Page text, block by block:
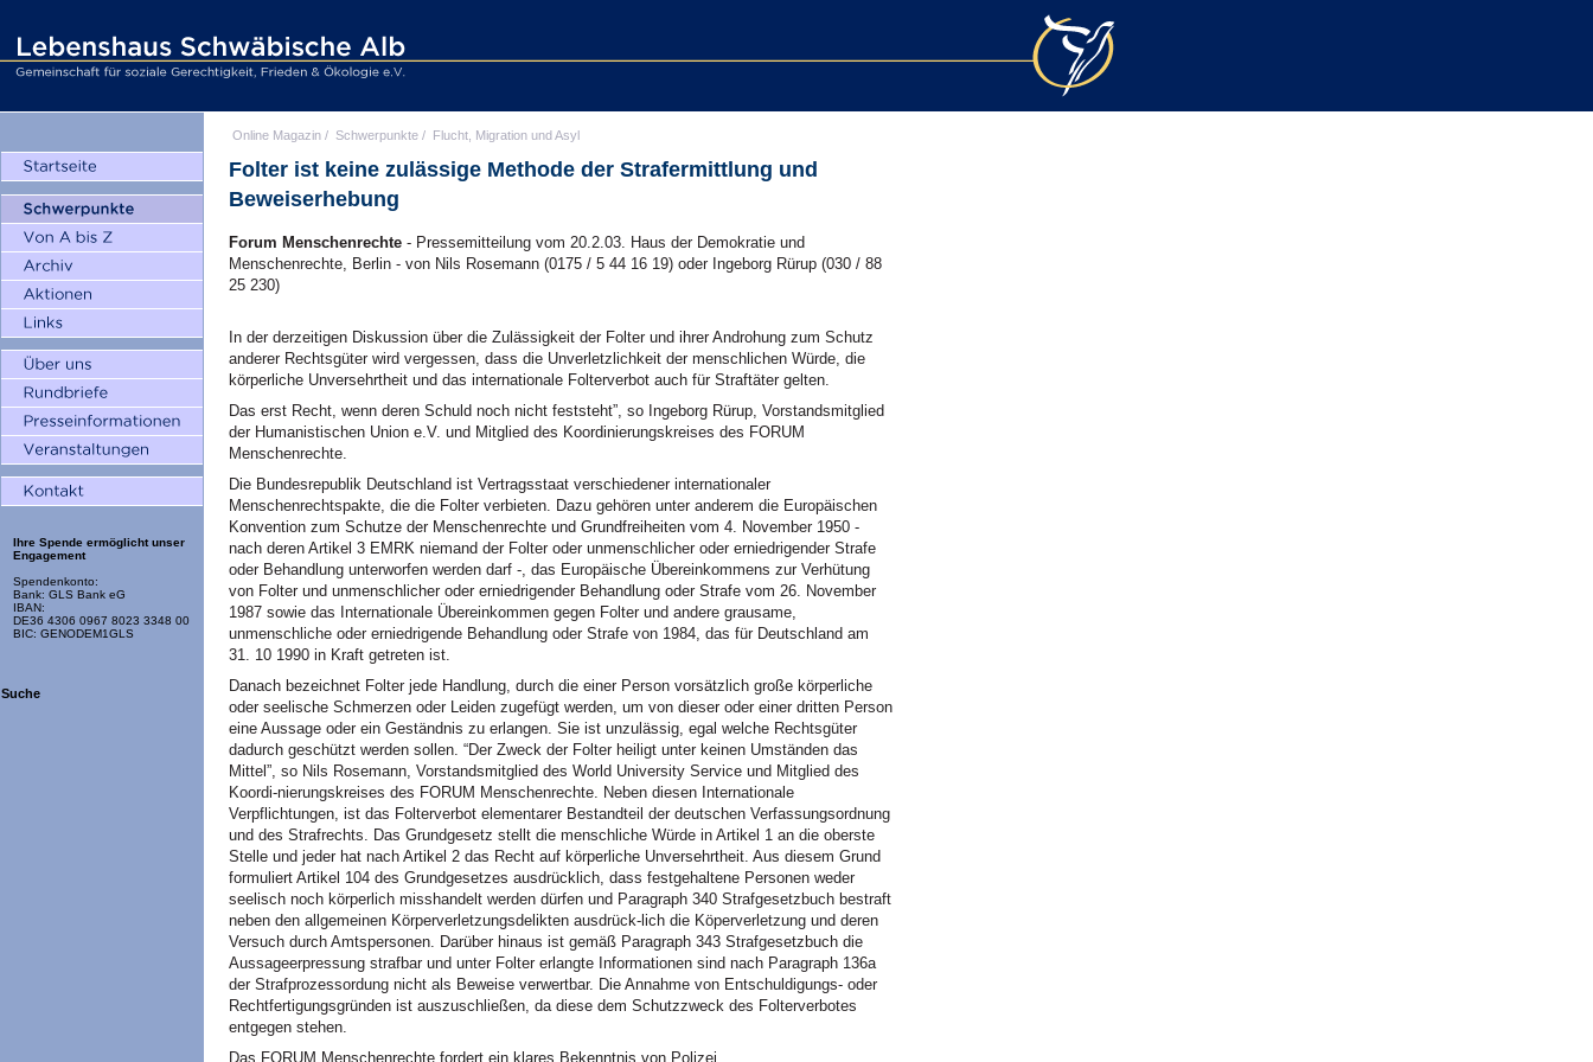
Ihre Spende ermöglicht unser
Engagement
Spendenkonto:
Bank: GLS Bank eG
IBAN:
DE36 4306 0967 8023 3348 00
BIC: GENODEM1GLS
Suche
Online Magazin / Schwerpunkte / Flucht, Migration und Asyl
Folter ist keine zulässige Methode der Strafermittlung und
Beweiserhebung
Forum Menschenrechte - Pressemitteilung vom 20.2.03. Haus der Demokratie und
Menschenrechte, Berlin - von Nils Rosemann (0175 / 5 44 16 19) oder Ingeborg Rürup (030 / 88
25 230)
In der derzeitigen Diskussion über die Zulässigkeit der Folter und ihrer Androhung zum Schutz
anderer Rechtsgüter wird vergessen, dass die Unverletzlichkeit der menschlichen Würde, die
körperliche Unversehrtheit und das internationale Folterverbot auch für Straftäter gelten.
Das erst Recht, wenn deren Schuld noch nicht feststeht”, so Ingeborg Rürup, Vorstandsmitglied
der Humanistischen Union e.V. und Mitglied des Koordinierungskreises des FORUM
Menschenrechte.
Die Bundesrepublik Deutschland ist Vertragsstaat verschiedener internationaler
Menschenrechtspakte, die die Folter verbieten. Dazu gehören unter anderem die Europäischen
Konvention zum Schutze der Menschenrechte und Grundfreiheiten vom 4. November 1950 -
nach deren Artikel 3 EMRK niemand der Folter oder unmenschlicher oder erniedrigender Strafe
oder Behandlung unterworfen werden darf -, das Europäische Übereinkommens zur Verhütung
von Folter und unmenschlicher oder erniedrigender Behandlung oder Strafe vom 26. November
1987 sowie das Internationale Übereinkommen gegen Folter und andere grausame,
unmenschliche oder erniedrigende Behandlung oder Strafe von 1984, das für Deutschland am
31. 10 1990 in Kraft getreten ist.
Danach bezeichnet Folter jede Handlung, durch die einer Person vorsätzlich große körperliche
oder seelische Schmerzen oder Leiden zugefügt werden, um von dieser oder einer dritten Person
eine Aussage oder ein Geständnis zu erlangen. Sie ist unzulässig, egal welche Rechtsgüter
dadurch geschützt werden sollen. “Der Zweck der Folter heiligt unter keinen Umständen das
Mittel”, so Nils Rosemann, Vorstandsmitglied des World University Service und Mitglied des
Koordi-nierungskreises des FORUM Menschenrechte. Neben diesen Internationale
Verpflichtungen, ist das Folterverbot elementarer Bestandteil der deutschen Verfassungsordnung
und des Strafrechts. Das Grundgesetz stellt die menschliche Würde in Artikel 1 an die oberste
Stelle und jeder hat nach Artikel 2 das Recht auf körperliche Unversehrtheit. Aus diesem Grund
formuliert Artikel 104 des Grundgesetzes ausdrücklich, dass festgehaltene Personen weder
seelisch noch körperlich misshandelt werden dürfen und Paragraph 340 Strafgesetzbuch bestraft
neben den allgemeinen Körperverletzungsdelikten ausdrück-lich die Köperverletzung und deren
Versuch durch Amtspersonen. Darüber hinaus ist gemäß Paragraph 343 Strafgesetzbuch die
Aussageerpressung strafbar und unter Folter erlangte Informationen sind nach Paragraph 136a
der Strafprozessordung nicht als Beweise verwertbar. Die Annahme von Entschuldigungs- oder
Rechtfertigungsgründen ist auszuschließen, da diese dem Schutzzweck des Folterverbotes
entgegen stehen.
Das FORUM Menschenrechte fordert ein klares Bekenntnis von Polizei,